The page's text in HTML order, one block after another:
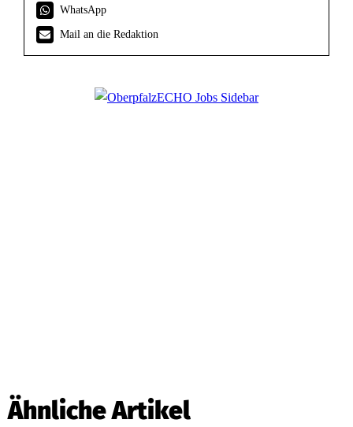
WhatsApp
Mail an die Redaktion
Ähnliche Artikel